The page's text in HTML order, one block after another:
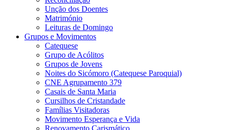
Unção dos Doentes
Matrimónio
Leituras de Domingo
Grupos e Movimentos
Catequese
Grupo de Acólitos
Grupos de Jovens
Noites do Sicómoro (Catequese Paroquial)
CNE Agrupamento 379
Casais de Santa Maria
Cursilhos de Cristandade
Famílias Visitadoras
Movimento Esperança e Vida
Renovamento Carismático